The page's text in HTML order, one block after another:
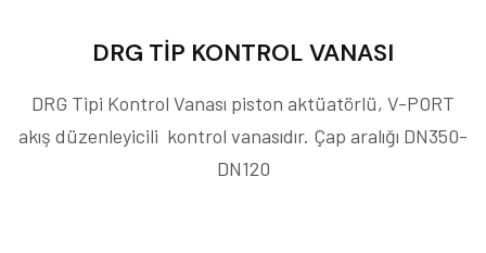
DRG TİP KONTROL VANASI
DRG Tipi Kontrol Vanası piston aktüatörlü, V-PORT
akış düzenleyicili kontrol vanasıdır. Çap aralığı DN350-
DN120